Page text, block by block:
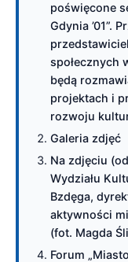
poświęcone
Gdynia ’01”.
społecznych
będą
projektach i
rozwoju
Galeria zdjęć
Na zdjęciu
Wydziału
Bzdęga,
aktywności
(fot. Magda
Forum